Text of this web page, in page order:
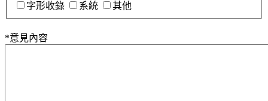
字形收錄
系統 其他
*意見內容